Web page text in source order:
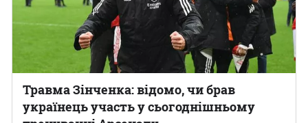
Травма Зінченка: відомо, чи брав
українець участь у сьогоднішньому